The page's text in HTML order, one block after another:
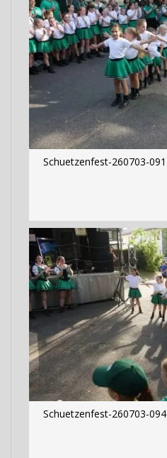
Schuetzenfest-260703-091
Schuetzenfest-260703-094